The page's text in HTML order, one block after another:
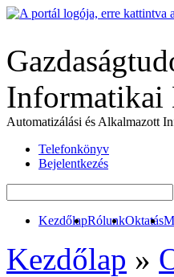
Informatikai
Automatizálási és Alkalmazott
Telefonkönyv
Bejelentkezés
KezdőlapRólunkOktatás
Kezdőlap »